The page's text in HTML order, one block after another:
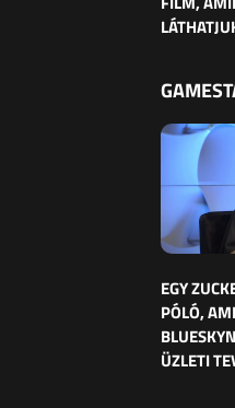
EGY
PÓLÓ,
ÜZLETI